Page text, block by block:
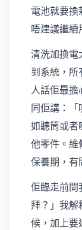
電池就要換
唔建議繼續
清洗加換電
到系統，
人話佢最
同佢講：「
如聽筒或者
他零件。維
保養期，有
佢臨走前問
拜？」我解
候，加上要